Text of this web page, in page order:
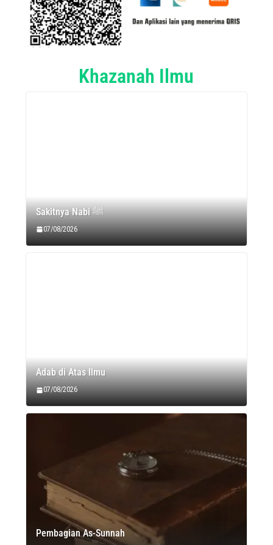
Khazanah Ilmu
Sakitnya Nabi ﷺ
07/08/2026
Adab di Atas Ilmu
07/08/2026
Pembagian As-Sunnah